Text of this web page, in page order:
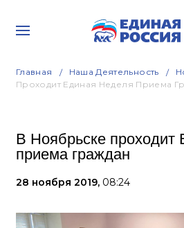
Главная Наша Деятельность
Проходит Единая Неделя Приема
В Ноябрьске проходит
приема граждан
28 ноября 2019, 08:24